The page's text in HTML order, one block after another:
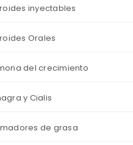
inyectables
Orales
del crecimiento
y Cialis
de grasa